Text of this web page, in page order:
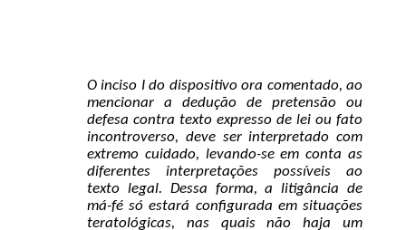
O inciso I do dispositivo ora comentado, ao
mencionar a dedução de pretensão ou
defesa contra texto expresso de lei ou fato
incontroverso, deve ser interpretado com
extremo cuidado, levando-se em conta as
diferentes interpretações possíveis ao
texto legal. Dessa forma, a litigância de
má-fé só estará configurada em situações
teratológicas, nas quais não haja um